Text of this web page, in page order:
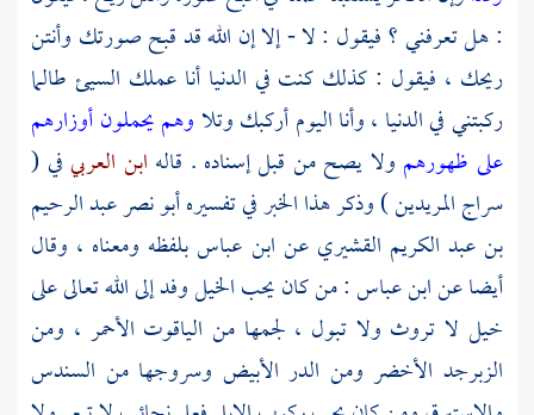
: هل تعرفني ؟ فيقول : لا - إلا إن الله قد قبح صورتك وأنتن
ريحك ، فيقول : كذلك كنت في الدنيا أنا عملك السيئ طالما
ركبتني في الدنيا ، وأنا اليوم أركبك وتلا وهم يحملون أوزارهم
على ظهورهم ولا يصح من قبل إسناده . قاله ابن العربيفي (
سراج المريدين ) وذكر هذا الخبر في تفسيرهأبو نصر عبد الرحيم
بن عبد الكريم القشيريعن ابن عباسبلفظه ومعناه ، وقال
أيضا عنابن عباس: من كان يحب الخيل وفد إلى الله تعالى على
خيل لا تروث ولا تبول ، لجمها من الياقوت الأحمر ، ومن
الزبرجد الأخضر ومن الدر الأبيض وسروجها من السندس